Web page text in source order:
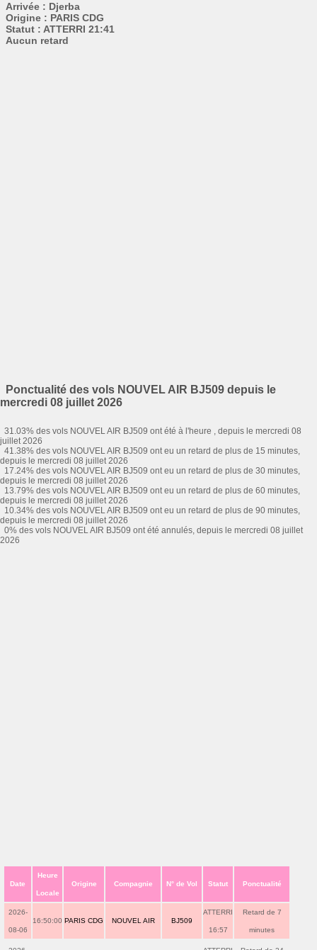
Arrivée : Djerba
Origine : PARIS CDG
Statut : ATTERRI 21:41
Aucun retard
Ponctualité des vols NOUVEL AIR BJ509 depuis le
mercredi 08 juillet 2026
31.03% des vols NOUVEL AIR BJ509 ont été à l'heure , depuis le mercredi 08
juillet 2026
41.38% des vols NOUVEL AIR BJ509 ont eu un retard de plus de 15 minutes,
depuis le mercredi 08 juillet 2026
17.24% des vols NOUVEL AIR BJ509 ont eu un retard de plus de 30 minutes,
depuis le mercredi 08 juillet 2026
13.79% des vols NOUVEL AIR BJ509 ont eu un retard de plus de 60 minutes,
depuis le mercredi 08 juillet 2026
10.34% des vols NOUVEL AIR BJ509 ont eu un retard de plus de 90 minutes,
depuis le mercredi 08 juillet 2026
0% des vols NOUVEL AIR BJ509 ont été annulés, depuis le mercredi 08 juillet
2026
Date
Heure
Locale
Origine Compagnie N° de Vol Statut Ponctualité
2026-
08-06
16:50:00 PARIS CDG NOUVEL AIR BJ509
ATTERRI
16:57
Retard de 7
minutes